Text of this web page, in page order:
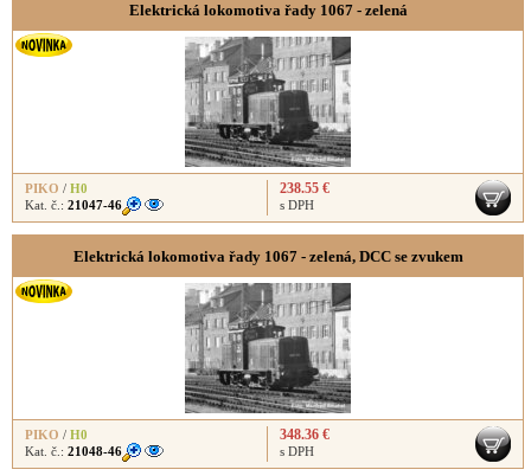
Elektrická lokomotiva řady 1067 - zelená
PIKO / H0
Kat. č.: 21047-46
238.55 €
s DPH
Elektrická lokomotiva řady 1067 - zelená, DCC se zvukem
PIKO / H0
Kat. č.: 21048-46
348.36 €
s DPH